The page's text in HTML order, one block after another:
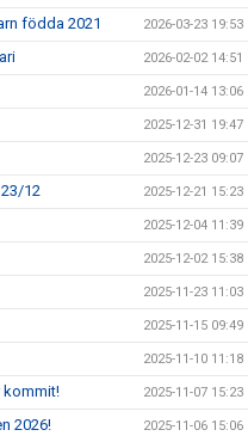
födda 2021 2026-03-23 19:53
2026-02-02 14:51
2026-01-14 13:06
2025-12-31 19:47
2025-12-23 09:07
12 2025-12-21 15:23
2025-12-04 11:39
2025-12-02 15:38
2025-11-23 11:03
2025-11-15 09:49
2025-11-10 11:18
kommit! 2025-11-07 15:23
2026! 2025-11-06 15:06